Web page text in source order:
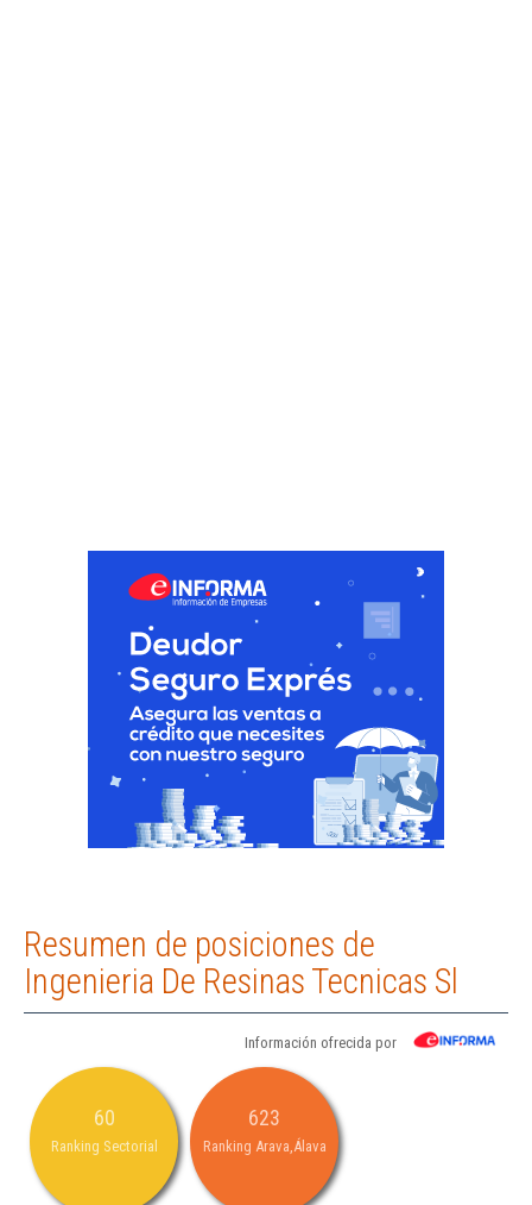
Resumen de posiciones de
Ingenieria De Resinas Tecnicas Sl
Información ofrecida por
60
Ranking Sectorial
623
Ranking Arava,Álava